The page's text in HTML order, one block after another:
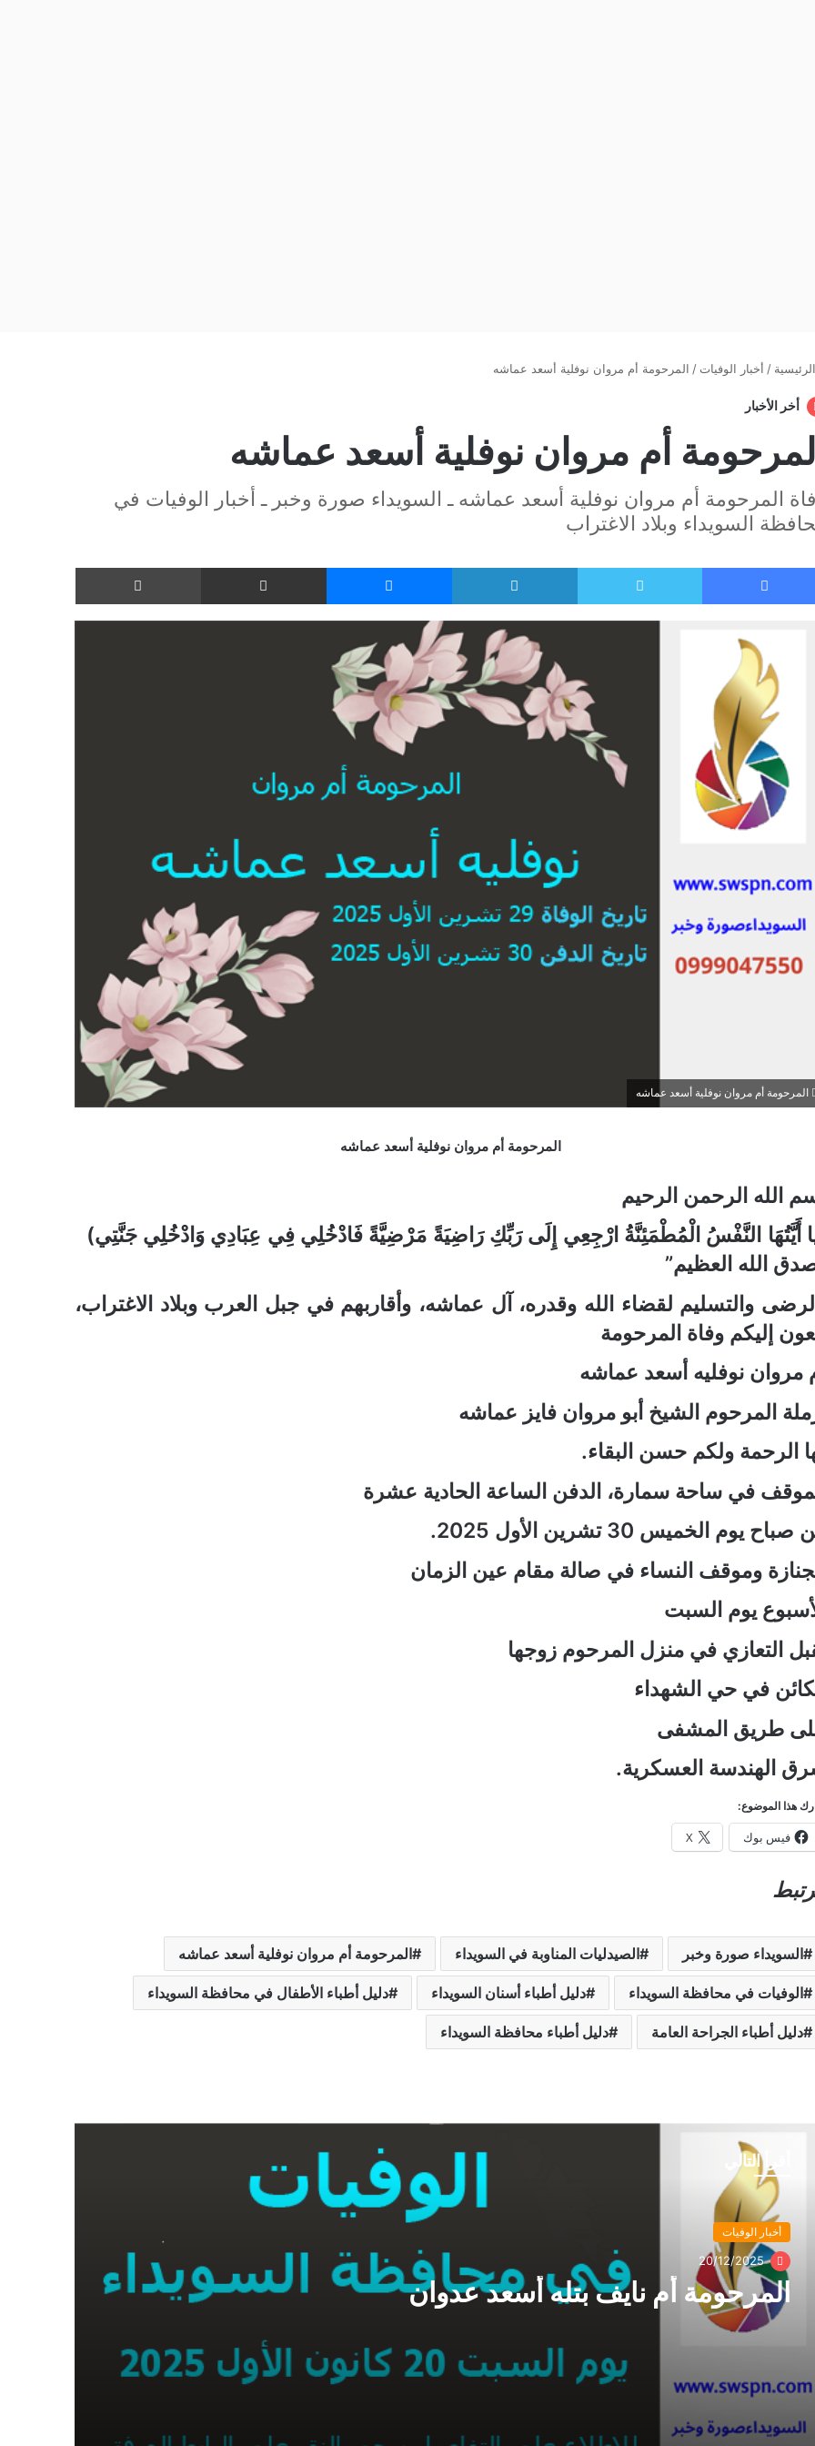
الرئيسية / أخبار الوفيات / المرحومة أم مروان نوفلية أسعد عماشه
أخر الأخبار
أم مروان نوفلية أسعد عماشه
المرحومة أم مروان نوفلية أسعد عماشه ـ السويداء صورة وخبر ـ أخبار الوفيات في
السويداء وبلاد الاغتراب
فيسبوك تويتر لينكدإن ماسنجر مشاركة عبر البريد طباعة
المرحومة أم مروان نوفلية أسعد عماشه
المرحومة أم مروان نوفلية أسعد عماشه
الله الرحمن الرحيم
أَيَّتُهَا النَّفْسُ الْمُطْمَئِنَّةُ ارْجِعِي إِلَى رَبِّكِ رَاضِيَةً مَرْضِيَّةً فَادْخُلِي فِي عِبَادِي وَادْخُلِي جَنَّتِي)
الله العظيم”
والتسليم لقضاء الله وقدره، آل عماشه، وأقاربهم في جبل العرب وبلاد الاغتراب،
إليكم وفاة المرحومة
مروان نوفليه أسعد عماشه
المرحوم الشيخ أبو مروان فايز عماشه
الرحمة ولكم حسن البقاء.
في ساحة سمارة، الدفن الساعة الحادية عشرة
صباحيوم الخميس 30 تشرين الأول 2025
.
وموقف النساء في صالة مقام عين الزمان
يوم السبت
التعازي فيمنزل المرحوم زوجها
فيحي الشهداء
طريق المشفى
الهندسة العسكرية.
هذا الموضوع:
فيس بوك X
السويداء صورة وخبر الصيدليات المناوبة في السويداء المرحومة أم مروان نوفلية أسعد عماشه
الوفيات في محافظة السويداء دليل أطباء أسنان السويداء دليل أطباء الأطفال في محافظة السويداء
دليل أطباء الجراحة العامة دليل أطباء محافظة السويداء
أقرأ التالي
أخبار الوفيات
20/12/2025
المرحومة أم نايف بتله أسعد عدوان
المرحومة أم نايف بتله أسعد عدوان
تشرين الثاني 2025
المرحوم الشاب أدهم سلمان الشومري
المرحوم الشيخ أبو كفاح رمزي علي
المرحومة أم أيمن حجلي فضل الله